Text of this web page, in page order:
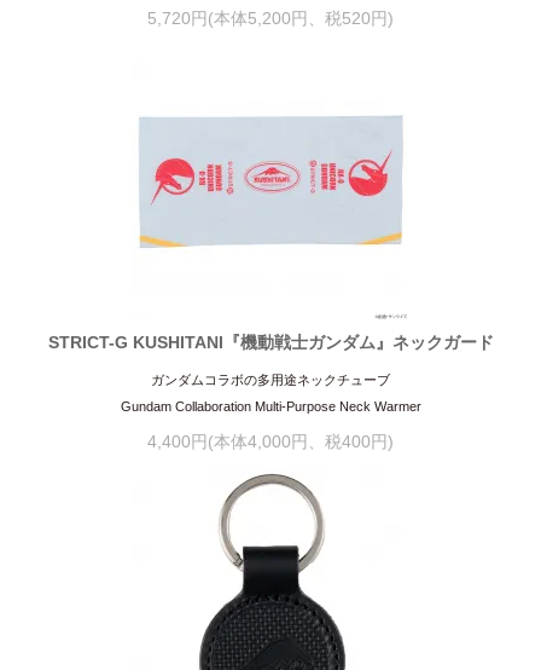
5,720円(本体5,200円、税520円)
STRICT-G KUSHITANI『機動戦士ガンダム』ネックガード
ガンダムコラボの多用途ネックチューブ
Gundam Collaboration Multi-Purpose Neck Warmer
4,400円(本体4,000円、税400円)